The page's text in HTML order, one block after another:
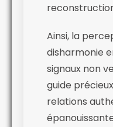
Ainsi, la
disharmonie
signaux non
guide
relations